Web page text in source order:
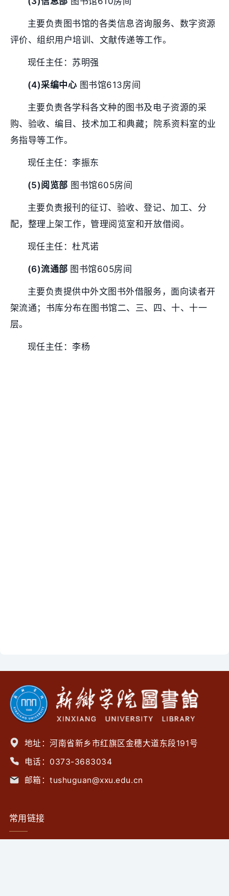
主要负责图书馆的各类信息咨询服务、数字资源
评价、组织用户培训、文献传递等工作。
现任主任：苏明强
(4)采编中心 图书馆613房间
主要负责各学科各文种的图书及电子资源的采
购、验收、编目、技术加工和典藏；院系资料室的业
务指导等工作。
现任主任：李振东
(5)阅览部 图书馆605房间
主要负责报刊的征订、验收、登记、加工、分
配，整理上架工作，管理阅览室和开放借阅。
现任主任：杜芃诺
(6)流通部 图书馆605房间
主要负责提供中外文图书外借服务，面向读者开
架流通；书库分布在图书馆二、三、四、十、十一
层。
现任主任：李杨
地址：河南省新乡市红旗区金穗大道东段191号
电话：0373-3683034
邮箱：tushuguan@xxu.edu.cn
常用链接